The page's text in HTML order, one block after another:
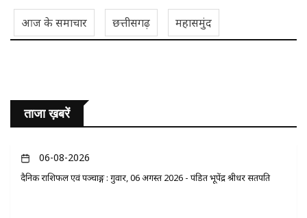
आज के समाचार छत्तीसगढ़ महासमुंद
ताजा ख़बरें
06-08-2026
दैनिक राशिफल एवं पञ्चाङ्ग : गुरुवार, 06 अगस्त 2026 - पंडित भूपेंद्र श्रीधर सतपति